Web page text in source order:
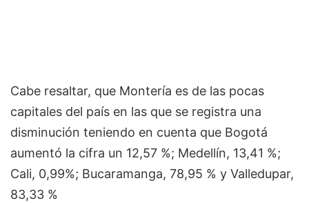
Cabe resaltar, que Montería es de las pocas
capitales del país en las que se registra una
disminución teniendo en cuenta que Bogotá
aumentó la cifra un 12,57 %; Medellín, 13,41 %;
Cali, 0,99%; Bucaramanga, 78,95 % y Valledupar,
83,33 %